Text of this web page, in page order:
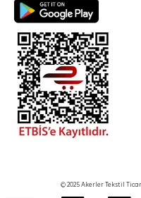
© 2025 Akerler Tekstil